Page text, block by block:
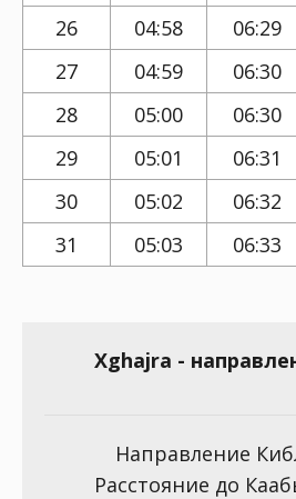
26 04:58 06:29
27
04:59 06:30
28
05:00 06:30
29
05:01 06:31
30
05:02 06:32
31
05:03 06:33
Xghajra -
Направление
Расстояние до